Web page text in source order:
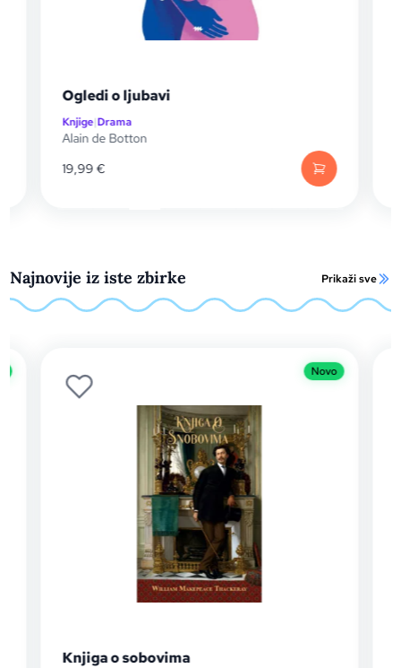
Ogledi o ljubavi
Knjige|Drama
Alain de Botton
19,99€
Najnovije iz iste zbirke Prikaži sve
Novo
Knjiga o sobovima